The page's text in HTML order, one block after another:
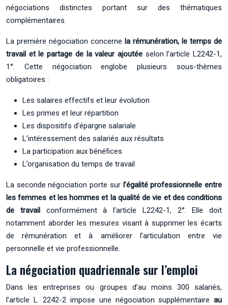
négociations distinctes portant sur des thématiques
complémentaires.
La première négociation concerne la rémunération, le temps de
travail et le partage de la valeur ajoutéeselon l’article L2242-1,
1°. Cette négociation englobe plusieurs sous-thèmes
obligatoires :
Les salaires effectifs et leur évolution
Les primes et leur répartition
Les dispositifs d’épargne salariale
L’intéressement des salariés aux résultats
La participation aux bénéfices
L’organisation du temps de travail
La seconde négociation porte sur l’égalité professionnelle entre
les femmes et les hommes et la qualité de vie et des conditions
de travailconformément à l’article L2242-1, 2°. Elle doit
notamment aborder les mesures visant à supprimer les écarts
de rémunération et à améliorer l’articulation entre vie
personnelle et vie professionnelle.
La négociation quadriennale sur l’emploi
Dans les entreprises ou groupes d’au moins 300 salariés,
l’article L. 2242-2 impose une négociation supplémentaire au